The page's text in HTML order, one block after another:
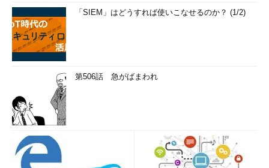
「SIEM」はどうすれば使いこなせるのか？ (1/2)
第506話 急がばまわれ